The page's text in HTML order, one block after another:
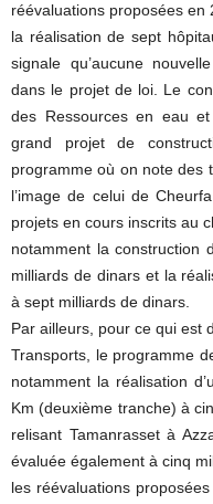
réévaluations proposées
la réalisation de sept
signale qu’aucune
dans le projet de loi. Le
des Ressources en eau
grand projet de
programme où on note des
l’image de celui de
projets en cours inscrits au
notamment la construction
milliards de dinars et la
à sept milliards de dinars.
Par ailleurs, pour ce qui est
Transports, le programme
notamment la réalisation
Km (deuxième tranche) à
relisant Tamanrasset à
évaluée également à cinq
les réévaluations